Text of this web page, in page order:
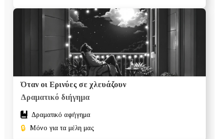
Όταν οι Ερινύες σε χλευάζουν
Δραματικό διήγημα
Δραματικό αφήγημα
🔒 Μόνο για τα μέλη μας